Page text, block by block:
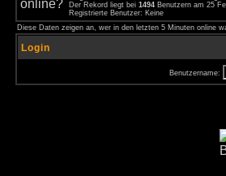
Der Rekord liegt bei 1494 Benutzern am 25
Registrierte Benutzer: Keine
Diese Daten zeigen an, wer in den letzten 5 Minuten online
Login
Benutzername: